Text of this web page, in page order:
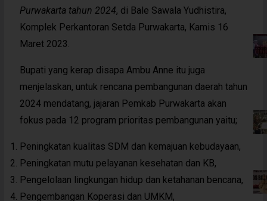
Purwakarta tahun 2024, di Bale Sawala Yudhistira,
Komplek Perkantoran Setda Purwakarta, Kamis 16
Maret 2023.
Bupati yang kerap disapa Ambu Anne itu juga
menjelaskan, untuk rencana pembangunan daerah tahun
2024 mendatang, jajaran Pemkab Purwakarta akan
fokus pada 12 program prioritas pembangunan yaitu;
Peningkatan kualitas SDM dan kemajuan kebudayaan,
Peningkatan mutu pelayanan kesehatan dan KB,
Pengelolaan lingkungan hidup dan ketahanan bencana,
Pengembangan Koperasi dan UMKM,